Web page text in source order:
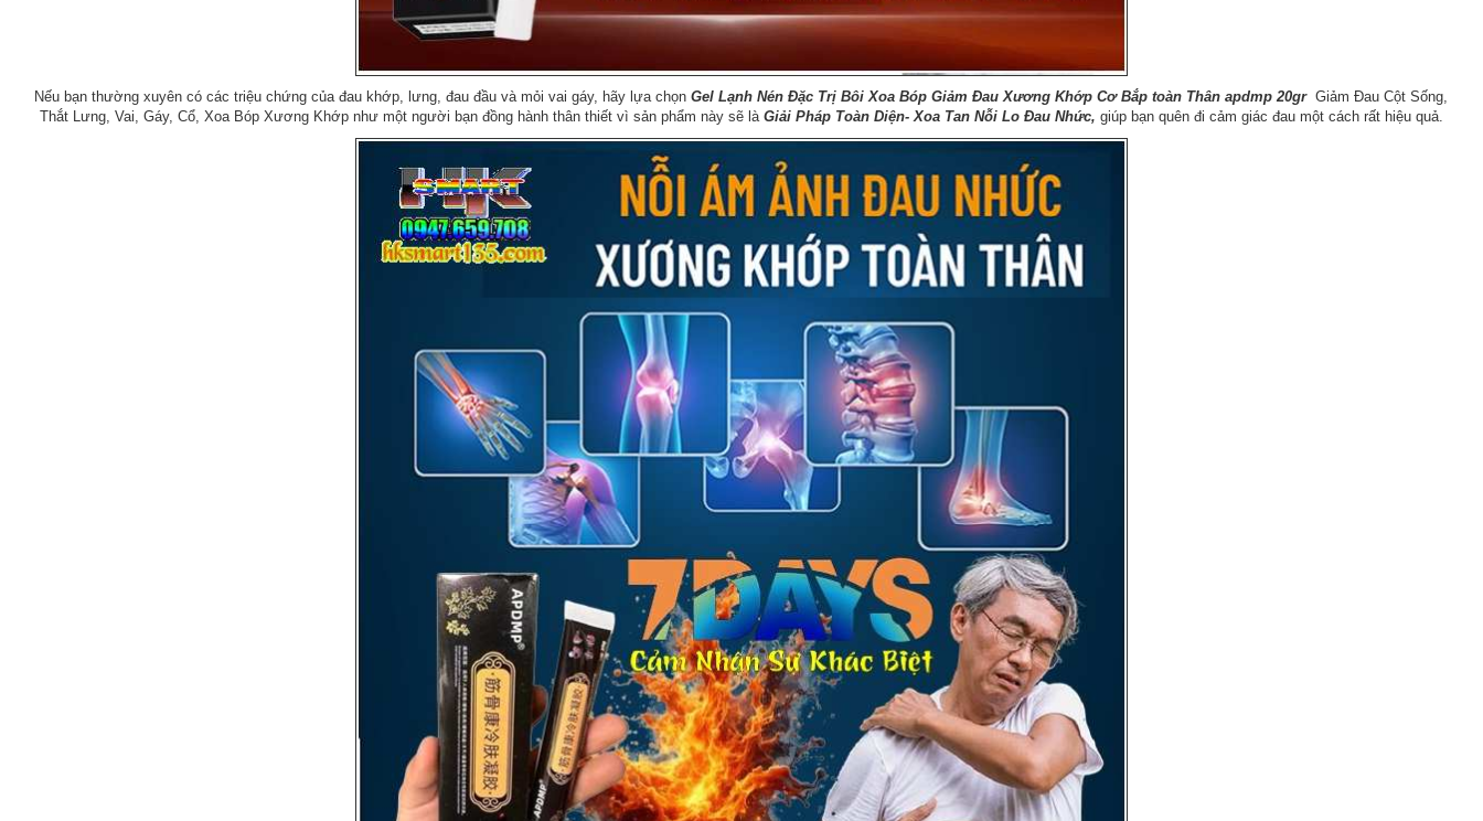
Nếu bạn thường xuyên có các triệu chứng của đau khớp, lưng, đau đầu và mỏi vai gáy, hãy lựa chọnGel Lạnh Nén Đặc Trị Bôi Xoa Bóp Giảm Đau Xương Khớp Cơ Bắp toàn Thân apdmp 20gr Giảm Đau Cột Sống,
Thắt Lưng, Vai, Gáy, Cổ, Xoa Bóp Xương Khớp như một người bạn đồng hành thân thiết vì sản phẩm này sẽ là Giải Pháp Toàn Diện- Xoa Tan Nỗi Lo Đau Nhức, giúp bạn quên đi cảm giác đau một cách rất hiệu quả.